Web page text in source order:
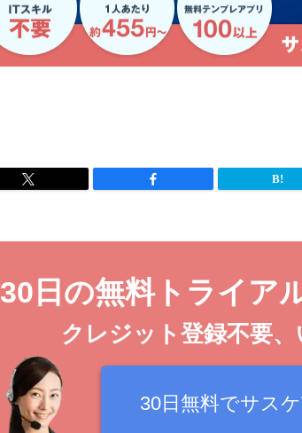
30日の無料トライア
クレジット登録不要、
30日無料でサス